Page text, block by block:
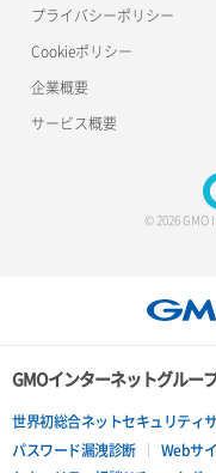
プライバシーポリシー
Cookieポリシー
企業概要
サービス概要
© 2026 GMO
GMOインターネットグルー
世界初総合ネットセキュリティ
パスワード漏洩診断
Webサ